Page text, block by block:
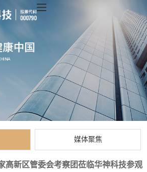
媒体聚焦
高新区管委会考察团莅临华神科技参观